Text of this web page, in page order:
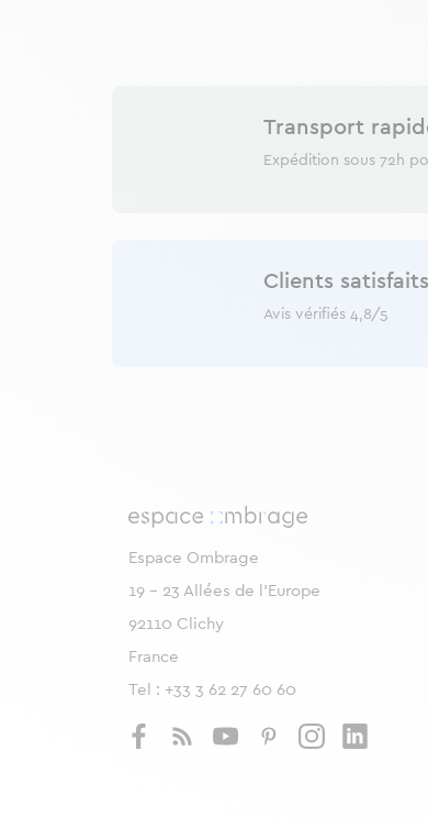
Transport
Expédition sous 72h
Clients satisfaits
Avis vérifiés 4,8/5
Espace Ombrage
19 - 23 Allées de l’Europe
92110 Clichy
France
Tel : +33 3 62 27 60 60